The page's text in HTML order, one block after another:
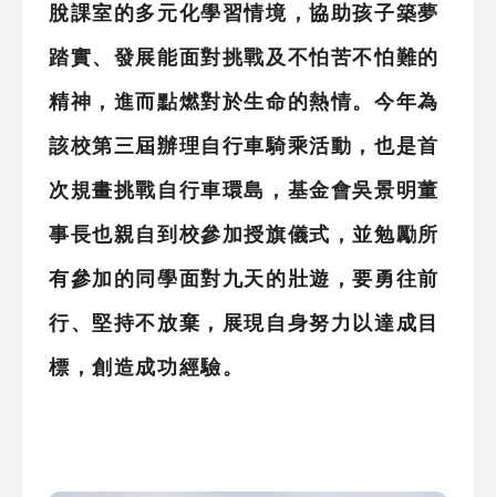
脫課室的多元化學習情境，協助孩子築夢
踏實、發展能面對挑戰及不怕苦不怕難的
精神，進而點燃對於生命的熱情。今年為
該校第三屆辦理自行車騎乘活動，也是首
次規畫挑戰自行車環島，基金會吳景明董
事長也親自到校參加授旗儀式，並勉勵所
有參加的同學面對九天的壯遊，要勇往前
行、堅持不放棄，展現自身努力以達成目
標，創造成功經驗。